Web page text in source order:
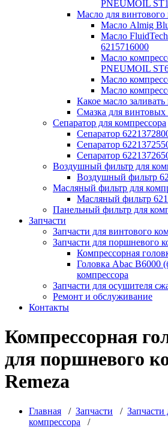
PNEUMOIL
Масло для винтового
Масло Almig
Масло
6215716000
Масло
PNEUMOIL
Масло
Масло
Какое масло
Смазка для винтовых
Сепаратор для компрессора
Сепаратор
Сепаратор
Сепаратор
Воздушный фильтр для
Воздушный фильтр
Масляный фильтр для
Масляный фильтр
Панельный фильтр для
Запчасти
Запчасти для винтового
Запчасти для поршневого
Компрессорная
Головка Abac B6000
компрессора
Запчасти для осушителя
Ремонт и обслуживание
Контакты
Компрессорная
для поршневого
Remeza
Главная / Запчасти /
компрессора /